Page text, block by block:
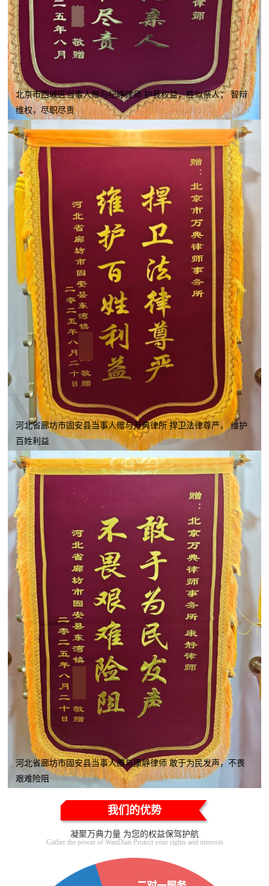
北京市西城区当事人赠与纪峥律师 护我权益，胜似亲人； 智辩
维权，尽职尽责
河北省廊坊市固安县当事人赠与万典律所 捍卫法律尊严， 维护
百姓利益
河北省廊坊市固安县当事人赠与康静律师 敢于为民发声，不畏
艰难险阻
我们的优势
凝聚万典力量 为您的权益保驾护航
Gather the power of WanDian Protect your rights and interests